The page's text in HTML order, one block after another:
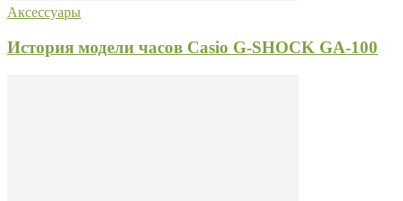
Аксессуары
История модели часов Casio G-SHOCK GA-100